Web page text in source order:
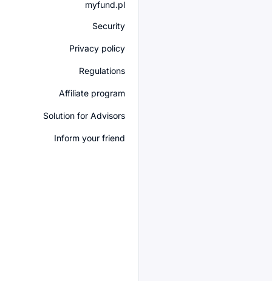
myfund.pl
Security
Privacy policy
Regulations
Affiliate program
Solution for Advisors
Inform your friend